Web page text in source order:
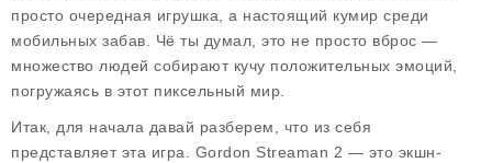
просто очередная игрушка, а настоящий кумир среди
мобильных забав. Чё ты думал, это не просто вброс —
множество людей собирают кучу положительных эмоций,
погружаясь в этот пиксельный мир.
Итак, для начала давай разберем, что из себя
представляет эта игра. Gordon Streaman 2 — это экшн-